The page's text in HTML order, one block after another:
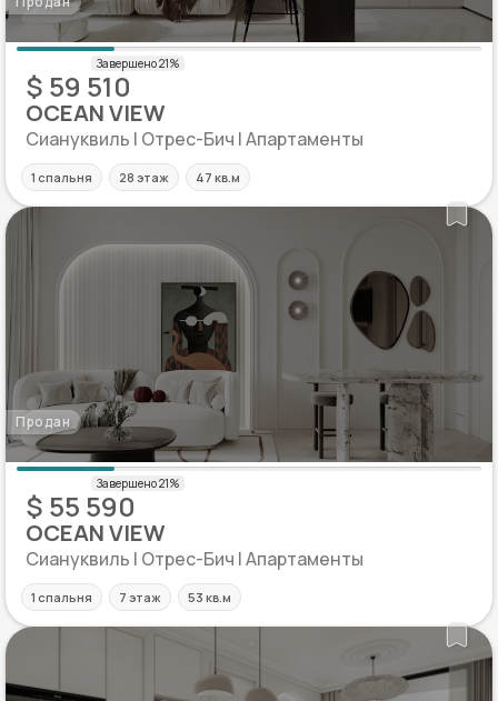
$ 59 510
OCEAN VIEW
Сиануквиль | Отрес-Бич | Апартаменты
1 спальня 28 этаж 47 кв.м
Продан
$ 55 590
OCEAN VIEW
Сиануквиль | Отрес-Бич | Апартаменты
1 спальня 7 этаж 53 кв.м